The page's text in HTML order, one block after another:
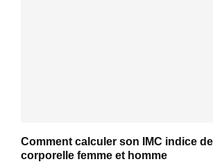
Comment calculer son IMC indice
corporelle femme et homme